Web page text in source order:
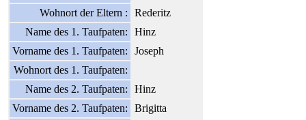
Wohnort der Eltern :
Rederitz
Name des 1. Taufpaten:
Hinz
Vorname des 1. Taufpaten:
Joseph
Wohnort des 1. Taufpaten:
Name des 2. Taufpaten:
Hinz
Vorname des 2. Taufpaten:
Brigitta